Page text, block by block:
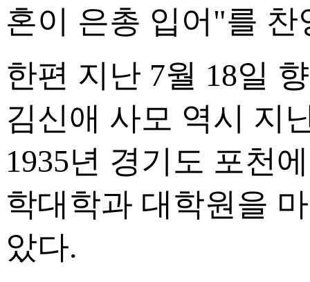
혼이 은총 입어"를
한편 지난 7월 18일
김신애 사모 역시 지
1935년 경기도 포천
학대학과 대학원을
았다.